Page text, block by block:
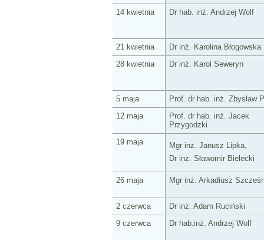
14 kwietnia
Dr hab. inż. Andrzej Wolf
21 kwietnia
Dr inż. Karolina Błogowska
28 kwietnia
Dr inż. Karol Seweryn
5 maja
Prof. dr hab. inż. Zbysław
12 maja
Prof. dr hab. inż. Jacek
Przygodzki
19 maja
Mgr inż. Janusz Lipka,
Dr inż. Sławomir Bielecki
26 maja Mgr inż. Arkadiusz
2 czerwca
Dr inż. Adam Ruciński
9 czerwca
Dr hab.inż. Andrzej Wolf